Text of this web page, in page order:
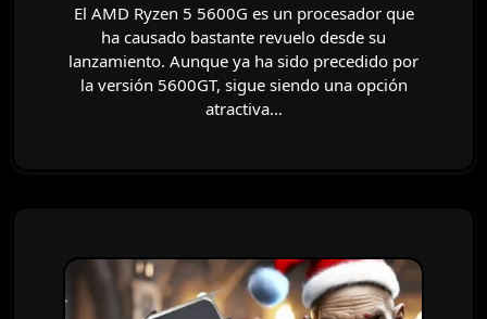
El AMD Ryzen 5 5600G es un procesador que
ha causado bastante revuelo desde su
lanzamiento. Aunque ya ha sido precedido por
la versión 5600GT, sigue siendo una opción
atractiva…